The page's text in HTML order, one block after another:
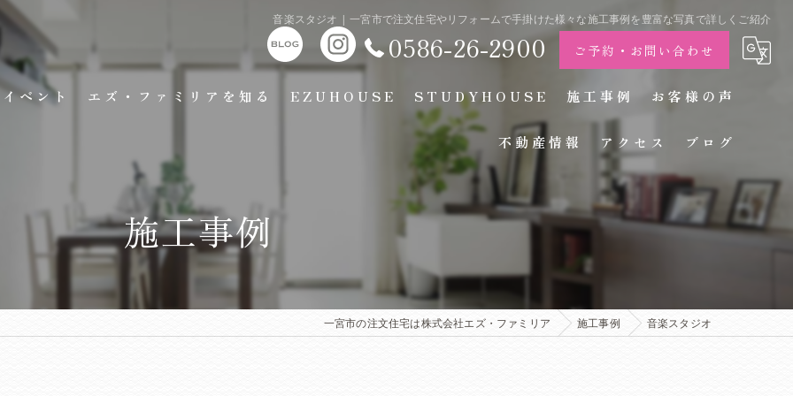
音楽スタジオ | 一宮市で注文住宅やリフォームで手掛けた様々な施工事例を豊富な写真で詳しくご紹介
0586-26-2900 ご予約・お問い合わせ
イベント エズ・ファミリアを知る EZUHOUSE STUDYHOUSE 施工事例 お客様の声
不動産情報 アクセス ブログ
施工事例
一宮市の注文住宅は株式会社エズ・ファミリア 施工事例 音楽スタジオ